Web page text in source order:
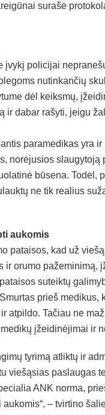
surašė
įvykį policijai
nutinkančių
dėl keiksmų,
ir dabar rašyti, jeigu
paramedikas yra
norėjusios slaugytoją
būsena. Todėl,
ne tik realius
aukomis
pataisos, kad už
ir orumo pažeminimą,
suteiktų
prieš
atpildo. Tačiau ne
įžeidinėjimai ir
tyrimą atliktų ir
viešąsias paslaugas
ANK norma,
aukomis“, – tvirtino